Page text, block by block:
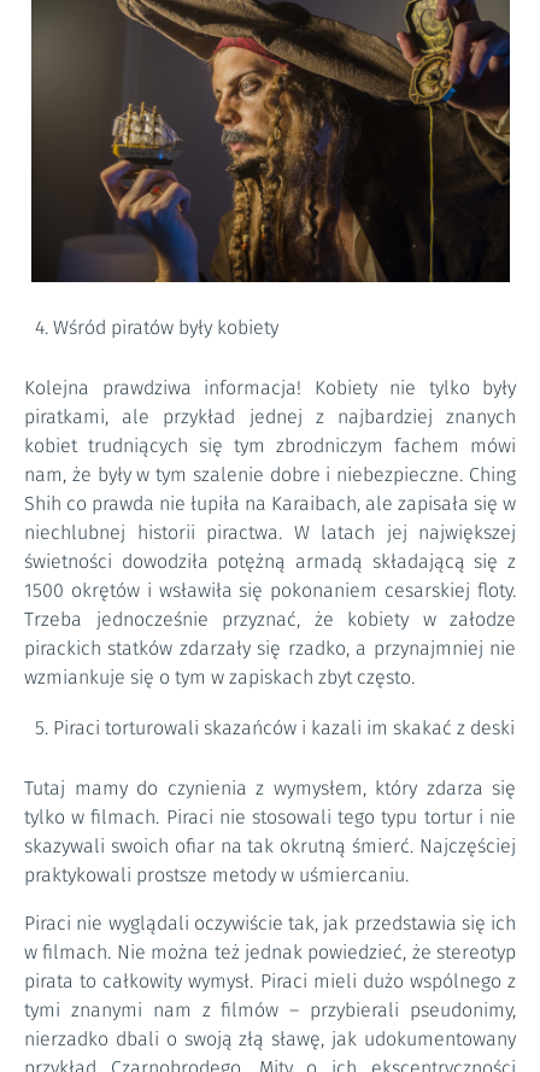
Wśród piratów były kobiety
Kolejna prawdziwa informacja! Kobiety nie tylko były
piratkami, ale przykład jednej z najbardziej znanych
kobiet trudniących się tym zbrodniczym fachem mówi
nam, że były w tym szalenie dobre i niebezpieczne. Ching
Shih co prawda nie łupiła na Karaibach, ale zapisała się w
niechlubnej historii piractwa. W latach jej największej
świetności dowodziła potężną armadą składającą się z
1500 okrętów i wsławiła się pokonaniem cesarskiej floty.
Trzeba jednocześnie przyznać, że kobiety w załodze
pirackich statków zdarzały się rzadko, a przynajmniej nie
wzmiankuje się o tym w zapiskach zbyt często.
Piraci torturowali skazańców i kazali im skakać z deski
Tutaj mamy do czynienia z wymysłem, który zdarza się
tylko w filmach. Piraci nie stosowali tego typu tortur i nie
skazywali swoich ofiar na tak okrutną śmierć. Najczęściej
praktykowali prostsze metody w uśmiercaniu.
Piraci nie wyglądali oczywiście tak, jak przedstawia się ich
w filmach. Nie można też jednak powiedzieć, że stereotyp
pirata to całkowity wymysł. Piraci mieli dużo wspólnego z
tymi znanymi nam z filmów – przybierali pseudonimy,
nierzadko dbali o swoją złą sławę, jak udokumentowany